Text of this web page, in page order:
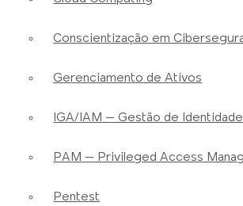
Conscientização em
Gerenciamento de Ativos
IGA/IAM – Gestão de
PAM – Privileged Access
Pentest